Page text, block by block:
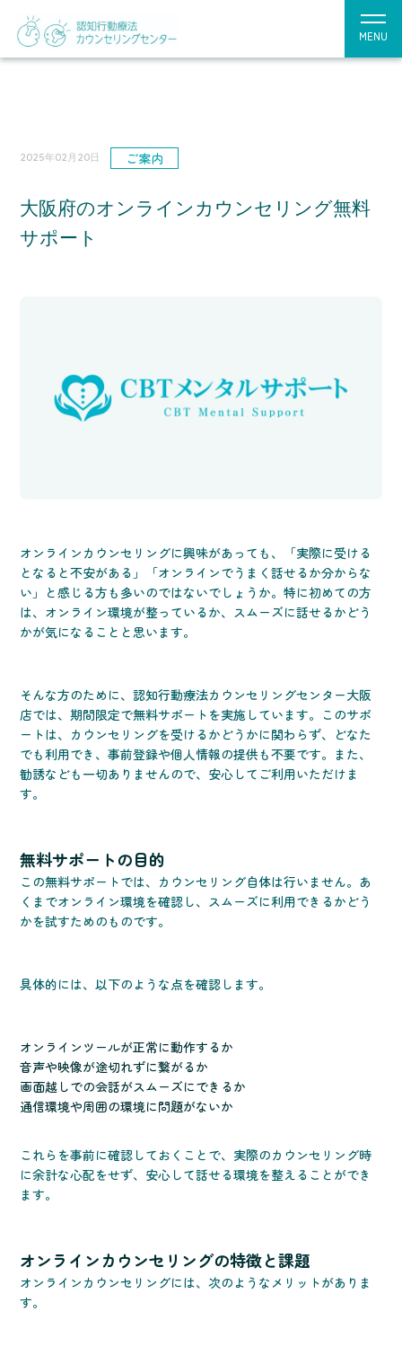
MENU
2025年02月20日 ご案内
大阪府のオンラインカウンセリング無料
サポート
オンラインカウンセリングに興味があっても、「実際に受ける
となると不安がある」「オンラインでうまく話せるか分からな
い」と感じる方も多いのではないでしょうか。特に初めての方
は、オンライン環境が整っているか、スムーズに話せるかどう
かが気になることと思います。
そんな方のために、認知行動療法カウンセリングセンター大阪
店では、期間限定で無料サポートを実施しています。このサポ
ートは、カウンセリングを受けるかどうかに関わらず、どなた
でも利用でき、事前登録や個人情報の提供も不要です。また、
勧誘なども一切ありませんので、安心してご利用いただけま
す。
無料サポートの目的
この無料サポートでは、カウンセリング自体は行いません。あ
くまでオンライン環境を確認し、スムーズに利用できるかどう
かを試すためのものです。
具体的には、以下のような点を確認します。
オンラインツールが正常に動作するか
音声や映像が途切れずに繋がるか
画面越しでの会話がスムーズにできるか
通信環境や周囲の環境に問題がないか
これらを事前に確認しておくことで、実際のカウンセリング時
に余計な心配をせず、安心して話せる環境を整えることができ
ます。
オンラインカウンセリングの特徴と課題
オンラインカウンセリングには、次のようなメリットがありま
す。